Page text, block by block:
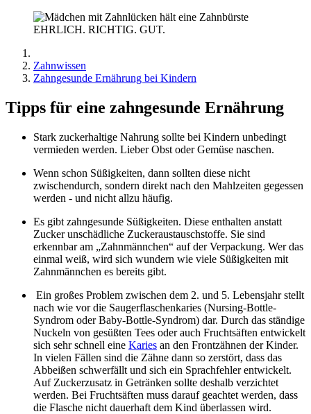
EHRLICH. RICHTIG. GUT.
Zahnwissen
Zahngesunde Ernährung bei Kindern
Tipps für eine zahngesunde Ernährung
Stark zuckerhaltige Nahrung sollte bei Kindern unbedingt
vermieden werden. Lieber Obst oder Gemüse naschen.
Wenn schon Süßigkeiten, dann sollten diese nicht
zwischendurch, sondern direkt nach den Mahlzeiten gegessen
werden - und nicht allzu häufig.
Es gibt zahngesunde Süßigkeiten. Diese enthalten anstatt
Zucker unschädliche Zuckeraustauschstoffe. Sie sind
erkennbar am „Zahnmännchen“ auf der Verpackung. Wer das
einmal weiß, wird sich wundern wie viele Süßigkeiten mit
Zahnmännchen es bereits gibt.
Ein großes Problem zwischen dem 2. und 5. Lebensjahr stellt
nach wie vor die Saugerflaschenkaries (Nursing-Bottle-
Syndrom oder Baby-Bottle-Syndrom) dar. Durch das ständige
Nuckeln von gesüßten Tees oder auch Fruchtsäften entwickelt
sich sehr schnell eine Karies an den Frontzähnen der Kinder.
In vielen Fällen sind die Zähne dann so zerstört, dass das
Abbeißen schwerfällt und sich ein Sprachfehler entwickelt.
Auf Zuckerzusatz in Getränken sollte deshalb verzichtet
werden. Bei Fruchtsäften muss darauf geachtet werden, dass
die Flasche nicht dauerhaft dem Kind überlassen wird.